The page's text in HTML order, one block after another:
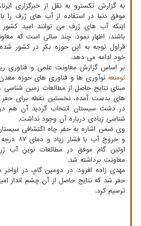
به گزارش نکسترو به نقل از خبرگزاری
موفق دنیا در استفاده از آب های ژرف را
اینکه آب های ژرف می توانند امید
باشند، اظهار نمود: چند سالی است که
قراول توجه به این حوزه بکر در کشور شده
خود ادامه می دهد.
بر اساس گزارش معاونت علمی و فناوری
توسعه نوآوری­ ها و فناوری­ های حوزه
مبنای نتایج حاصل از مطالعات زمین شناسی
های بدست آمده، نخستین نقطه برای
در دشت سیستان انتخاب گردید آن هم در
شناسی زیادی درباره آن وجود نداشت.
و خروج
اولین گام موفق در مطالعات نوین آب
معاونت برداشته شد.
حفر شد که نتایج حاصل از آن چشم انداز
ترسیم کرد.